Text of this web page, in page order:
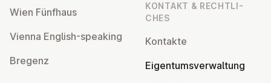
Wien Fünfhaus
Vienna English-speaking
Bregenz
KONTAKT & RECHT­LI­
CHES
Kontakte
Ei­gen­tums­ver­wal­tung